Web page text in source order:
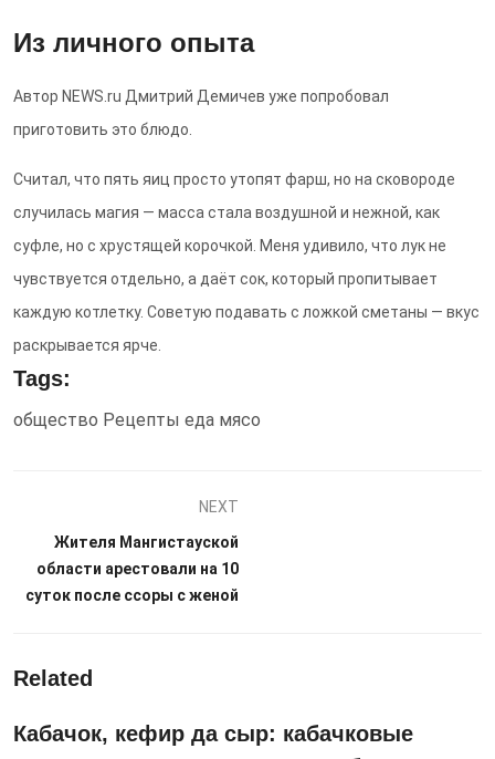
Из личного опыта
Автор NEWS.ru Дмитрий Демичев уже попробовал
приготовить это блюдо.
Считал, что пять яиц просто утопят фарш, но на сковороде
случилась магия — масса стала воздушной и нежной, как
суфле, но с хрустящей корочкой. Меня удивило, что лук не
чувствуется отдельно, а даёт сок, который пропитывает
каждую котлетку. Советую подавать с ложкой сметаны — вкус
раскрывается ярче.
Tags:
общество Рецепты еда мясо
NEXT
Жителя Мангистауской
области арестовали на 10
суток после ссоры с женой
Related
Кабачок, кефир да сыр: кабачковые